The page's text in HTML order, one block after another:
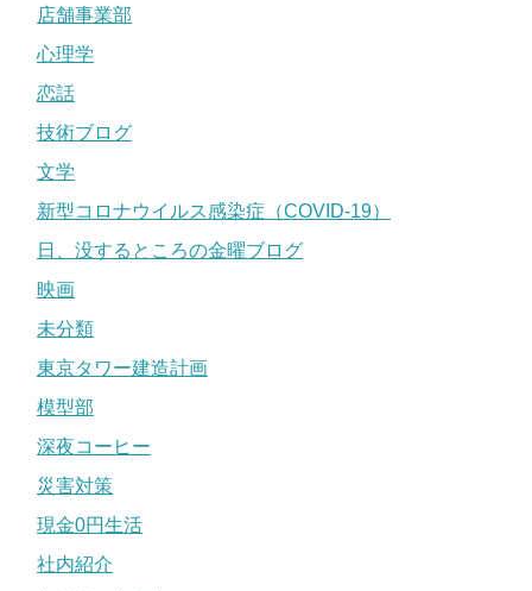
店舗事業部
心理学
恋話
技術ブログ
文学
新型コロナウイルス感染症（COVID-19）
日、没するところの金曜ブログ
映画
未分類
東京タワー建造計画
模型部
深夜コーヒー
災害対策
現金0円生活
社内紹介